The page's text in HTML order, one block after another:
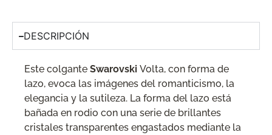
DESCRIPCIÓN
Este colgante Swarovski Volta, con forma de
lazo, evoca las imágenes del romanticismo, la
elegancia y la sutileza. La forma del lazo está
bañada en rodio con una serie de brillantes
cristales transparentes engastados mediante la